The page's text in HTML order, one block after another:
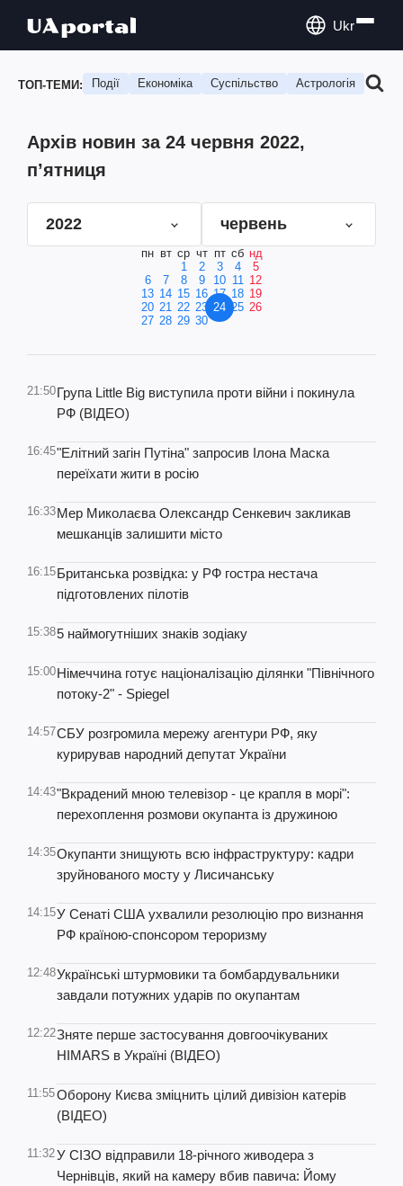
Ukr
ТОП-ТЕМИ: Події Економіка Суспільство Астрологія
Архів новин за 24 червня 2022,
п’ятниця
2022 червень
пн вт ср чт пт сб нд
1
2 3 4
5
6
7 8 9 10 11 12
13 14 15 16 17 18 19
20 21 22 23 24 25 26
27 28 29 30
21:50Група Little Big виступила проти війни і покинула
РФ (ВІДЕО)
16:45"Елітний загін Путіна" запросив Ілона Маска
переїхати жити в росію
16:33Мер Миколаєва Олександр Сенкевич закликав
мешканців залишити місто
16:15Британська розвідка: у РФ гостра нестача
підготовлених пілотів
15:385 наймогутніших знаків зодіаку
15:00Німеччина готує націоналізацію ділянки "Північного
потоку-2" - Spiegel
14:57СБУ розгромила мережу агентури РФ, яку
курирував народний депутат України
14:43"Вкрадений мною телевізор - це крапля в морі":
перехоплення розмови окупанта із дружиною
14:35Окупанти знищують всю інфраструктуру: кадри
зруйнованого мосту у Лисичанську
14:15У Сенаті США ухвалили резолюцію про визнання
РФ країною-спонсором тероризму
12:48Українські штурмовики та бомбардувальники
завдали потужних ударів по окупантам
12:22Зняте перше застосування довгоочікуваних
HIMARS в Україні (ВІДЕО)
11:55Оборону Києва зміцнить цілий дивізіон катерів
(ВІДЕО)
11:32У СІЗО відправили 18-річного живодера з
Чернівців, який на камеру вбив павича: Йому